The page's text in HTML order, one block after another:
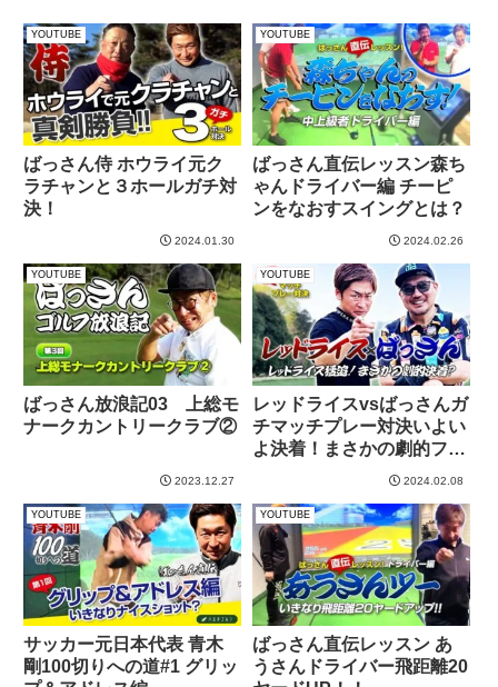
YOUTUBE
ばっさん侍 ホウライ元ク
ラチャンと３ホールガチ対
決！
2024.01.30
YOUTUBE
ばっさん直伝レッスン森ち
ゃんドライバー編 チーピ
ンをなおすスイングとは？
2024.02.26
YOUTUBE
ばっさん放浪記03 上総モ
ナークカントリークラブ②
2023.12.27
YOUTUBE
レッドライスvsばっさんガ
チマッチプレー対決いよい
よ決着！まさかの劇的フィ
2024.02.08
YOUTUBE
サッカー元日本代表 青木
剛100切りへの道#1 グリッ
YOUTUBE
ばっさん直伝レッスン あ
うさんドライバー飛距離20